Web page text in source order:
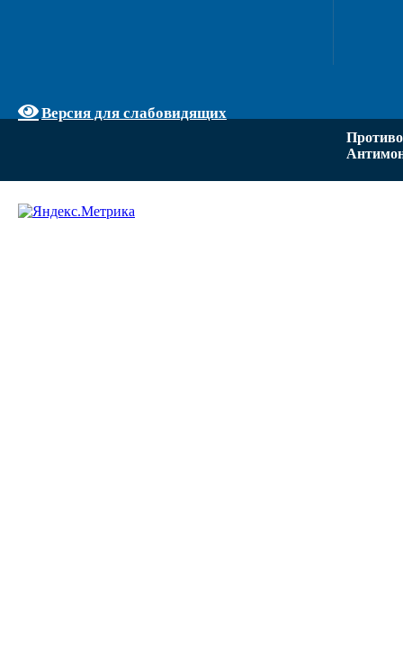
Версия для слабовидящих